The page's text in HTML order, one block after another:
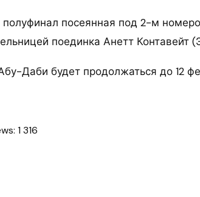
полуфинал посеянная под 2-м
поединка Анетт
Даби будет продолжаться до 12
1 316